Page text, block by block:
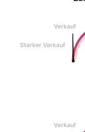
Verkauf
Verkauf
Starker Verkauf